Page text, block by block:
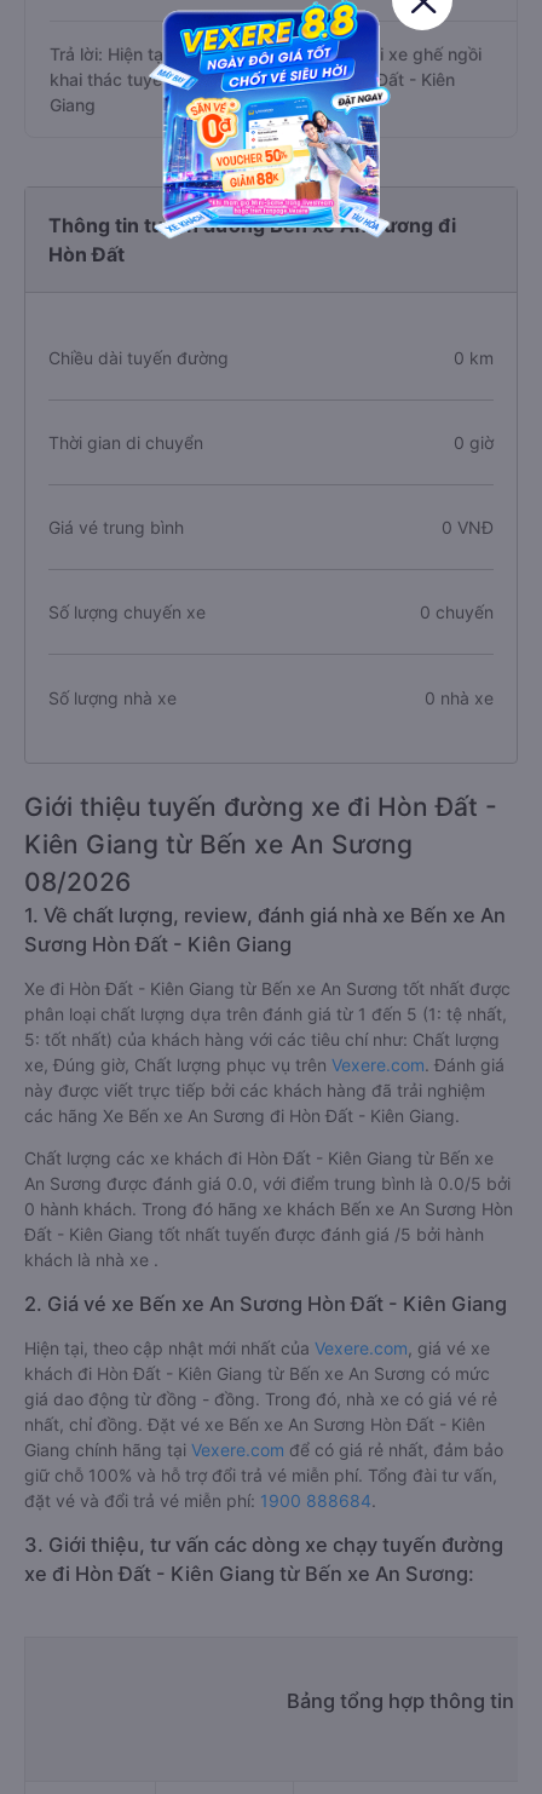
Trả lời: Hiện tại chưa có nhà xe nào có loại xe ghế ngồi
khai thác tuyến Bến xe An Sương đi Hòn Đất - Kiên
Giang
Thông tin tuyến đường Bến xe An Sương đi
Hòn Đất
Chiều dài tuyến đường 0 km
Thời gian di chuyển 0 giờ
Giá vé trung bình 0 VNĐ
Số lượng chuyến xe 0 chuyến
Số lượng nhà xe 0 nhà xe
Giới thiệu tuyến đường xe đi Hòn Đất -
Kiên Giang từ Bến xe An Sương
08/2026
1. Về chất lượng, review, đánh giá nhà xe Bến xe An
Sương Hòn Đất - Kiên Giang
Xe đi Hòn Đất - Kiên Giang từ Bến xe An Sương tốt nhất được
phân loại chất lượng dựa trên đánh giá từ 1 đến 5 (1: tệ nhất,
5: tốt nhất) của khách hàng với các tiêu chí như: Chất lượng
xe, Đúng giờ, Chất lượng phục vụ trên Vexere.com. Đánh giá
này được viết trực tiếp bởi các khách hàng đã trải nghiệm
các hãng Xe Bến xe An Sương đi Hòn Đất - Kiên Giang.
Chất lượng các xe khách đi Hòn Đất - Kiên Giang từ Bến xe
An Sương được đánh giá 0.0, với điểm trung bình là 0.0/5 bởi
0 hành khách. Trong đó hãng xe khách Bến xe An Sương Hòn
Đất - Kiên Giang tốt nhất tuyến được đánh giá /5 bởi hành
khách là nhà xe .
2. Giá vé xe Bến xe An Sương Hòn Đất - Kiên Giang
Hiện tại, theo cập nhật mới nhất của Vexere.com , giá vé xe
khách đi Hòn Đất - Kiên Giang từ Bến xe An Sương có mức
giá dao động từ đồng - đồng. Trong đó, nhà xe có giá vé rẻ
nhất, chỉ đồng. Đặt vé xe Bến xe An Sương Hòn Đất - Kiên
Giang chính hãng tại Vexere.com để có giá rẻ nhất, đảm bảo
giữ chỗ 100% và hỗ trợ đổi trả vé miễn phí. Tổng đài tư vấn,
đặt vé và đổi trả vé miễn phí: 1900 888684.
3. Giới thiệu, tư vấn các dòng xe chạy tuyến đường
xe đi Hòn Đất - Kiên Giang từ Bến xe An Sương:
Bảng tổng hợp thông tin